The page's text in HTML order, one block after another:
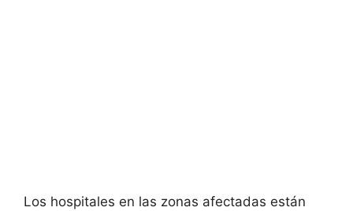
Los hospitales en las zonas afectadas están